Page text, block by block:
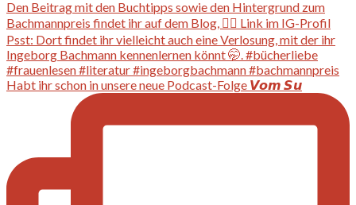
Habt ihr schon in unsere neue Podcast-Folge 𝙑𝙤𝙢 𝙎𝙪